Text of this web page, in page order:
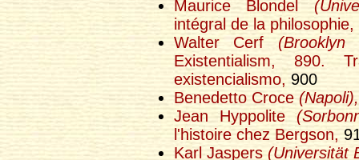
Maurice Blondel
intégral de la philosophie,
Walter Cerf(Brooklyn
Existentialism, 890.
existencialismo, 900
Benedetto Croce (Napoli),
Jean Hyppolite
l'histoire chez Bergson,
Karl Jaspers (Universität